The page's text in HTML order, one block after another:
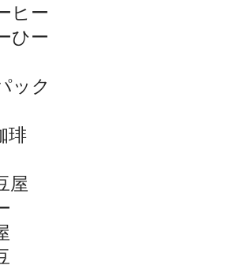
ヒー
ひー
ック
琲
屋